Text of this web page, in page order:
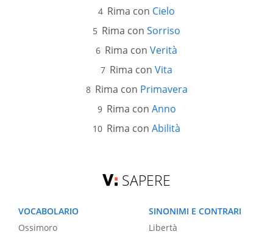
Rima con Cielo
Rima con Sorriso
Rima con Verità
Rima con Vita
Rima con Primavera
Rima con Anno
Rima con Abilità
SAPERE
VOCABOLARIO
Ossimoro
SINONIMI E CONTRARI
Libertà